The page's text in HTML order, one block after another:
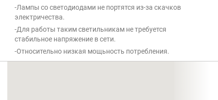
-Лампы со светодиодами не портятся из-за скачков
электричества.
-Для работы таким светильникам не требуется
стабильное напряжение в сети.
-Относительно низкая мощьность потребления.